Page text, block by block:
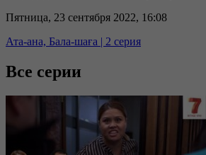
Пятница, 23 сентября 2022, 16:08
Ата-ана, Бала-шаға | 2 серия
Все серии